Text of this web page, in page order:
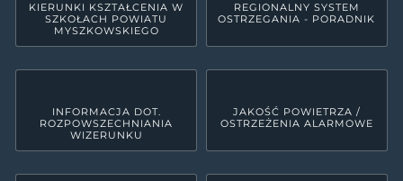
KIERUNKI KSZTAŁCENIA W
SZKOŁACH POWIATU
MYSZKOWSKIEGO
REGIONALNY SYSTEM
OSTRZEGANIA - PORADNIK
INFORMACJA DOT.
ROZPOWSZECHNIANIA
WIZERUNKU
JAKOŚĆ POWIETRZA /
OSTRZEŻENIA ALARMOWE